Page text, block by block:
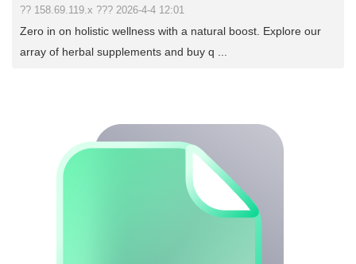
?? 158.69.119.x ??? 2026-4-4 12:01
Zero in on holistic wellness with a natural boost. Explore our
array of herbal supplements and buy q ...